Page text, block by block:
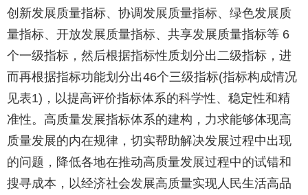
创新发展质量指标、协调发展质量指标、绿色发展质
量指标、开放发展质量指标、共享发展质量指标等 6
个一级指标，然后根据指标性质划分出二级指标，进
而再根据指标功能划分出46个三级指标(指标构成情况
见表1) ，以提高评价指标体系的科学性、稳定性和精
准性。高质量发展指标体系的建构，力求能够体现高
质量发展的内在规律，切实帮助解决发展过程中出现
的问题，降低各地在推动高质量发展过程中的试错和
搜寻成本，以经济社会发展高质量实现人民生活高品